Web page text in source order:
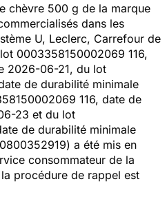
chèvre 500 g de la marque
dans les
U, Leclerc, Carrefour de
0003358150002069 116,
2026-06-21, du lot
de durabilité minimale
116, date de
23 et du lot
de durabilité minimale
a été mis en
consommateur de la
procédure de rappel est